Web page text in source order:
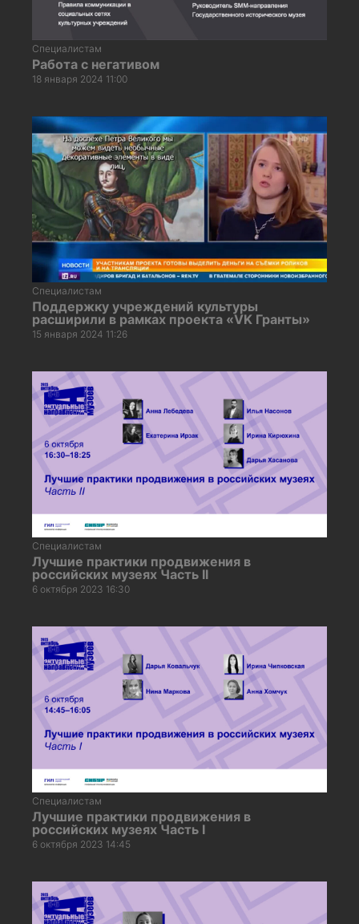
Специалистам
Работа с негативом
18 января 2024 11:00
Специалистам
Поддержку учреждений культуры
расширили в рамках проекта «VK Гранты»
15 января 2024 11:26
Специалистам
Лучшие практики продвижения в
российских музеях Часть II
6 октября 2023 16:30
Специалистам
Лучшие практики продвижения в
российских музеях Часть I
6 октября 2023 14:45